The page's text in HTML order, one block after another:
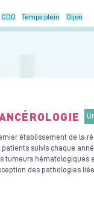
CDD Temps plein Dijon
établissement de la
patients suivis chaque
tumeurs hématologiques
des pathologies